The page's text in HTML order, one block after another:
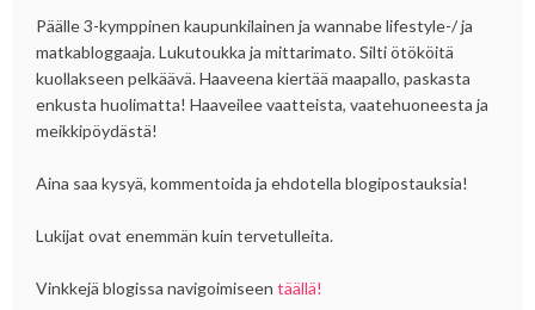
Päälle 3-kymppinen kaupunkilainen ja wannabe lifestyle-/ ja
matkabloggaaja. Lukutoukka ja mittarimato. Silti ötököitä
kuollakseen pelkäävä. Haaveena kiertää maapallo, paskasta
enkusta huolimatta! Haaveilee vaatteista, vaatehuoneesta ja
meikkipöydästä!
Aina saa kysyä, kommentoida ja ehdotella blogipostauksia!
Lukijat ovat enemmän kuin tervetulleita.
Vinkkejä blogissa navigoimiseen täällä!